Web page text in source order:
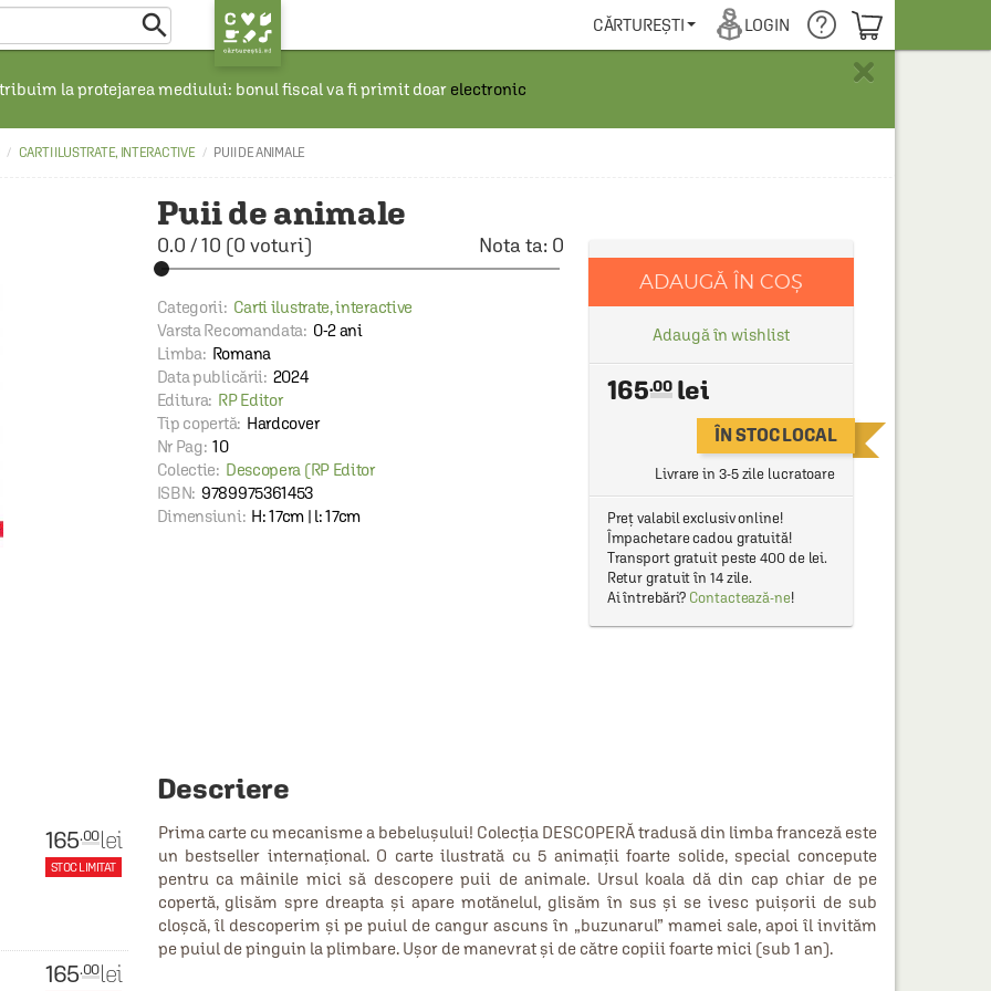
 CĂRTUREȘTI LOGIN COȘUL TĂU
×
la protejarea mediului: bonul fiscal va fi primit doar electronic
CARTI ILUSTRATE, INTERACTIVE PUII DE ANIMALE
Puii de animale
0.0 /10 (0 voturi) Nota ta: 0
Categorii: Carti ilustrate, interactive
Varsta Recomandata: 0-2 ani
Limba: Romana
Data publicării: 2024
Editura: RP Editor
Tip copertă: Hardcover
Nr Pag: 10
Colectie: Descopera (RP Editor
ISBN: 9789975361453
Dimensiuni: H: 17cm | l: 17cm
ADAUGĂ ÎN COȘ
Adaugă în wishlist
165.00
ÎN STOC LOCAL
Livrare in 3-5 zile lucratoare
Preț valabil exclusiv online!
Împachetare cadou gratuită!
Transport gratuit peste 400 de lei.
Retur gratuit în 14 zile.
Ai întrebări? Contactează-ne!
165.00lei
STOC LIMITAT
165.00lei
Descriere
Prima carte cu mecanisme a bebelușului! Colecția DESCOPERĂ tradusă din limba franceză este
un bestseller internațional. O carte ilustrată cu 5 animații foarte solide, special concepute
pentru ca mâinile mici să descopere puii de animale. Ursul koala dă din cap chiar de pe
copertă, glisăm spre dreapta și apare motănelul, glisăm în sus și se ivesc puișorii de sub
cloșcă, îl descoperim și pe puiul de cangur ascuns în „buzunarul” mamei sale, apoi îl invităm
pe puiul de pinguin la plimbare. Ușor de manevrat și de către copiii foarte mici (sub 1 an).